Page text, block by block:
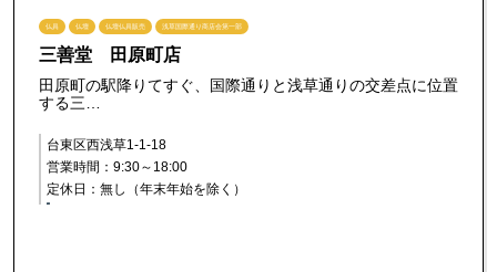
仏具 仏壇 仏壇仏具販売 浅草国際通り商店会第一部
三善堂 田原町店
田原町の駅降りてすぐ、国際通りと浅草通りの交差点に位置
する三…
台東区西浅草1-1-18
営業時間：9:30～18:00
定休日：無し（年末年始を除く）